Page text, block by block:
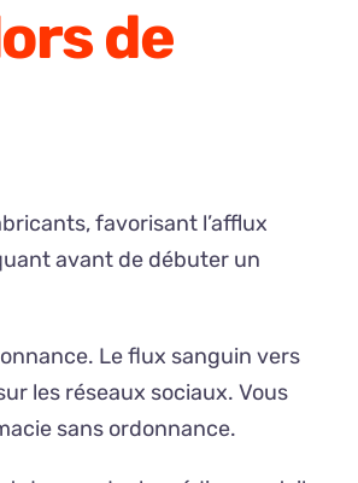
de
favorisant l’afflux
avant de débuter un
Le flux sanguin vers
les réseaux sociaux. Vous
sans ordonnance.